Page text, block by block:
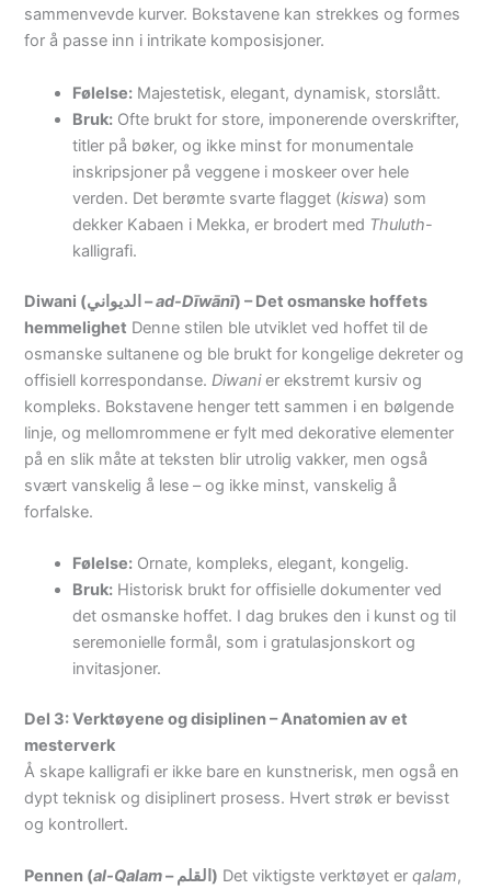
sammenvevde kurver. Bokstavene kan strekkes og formes
for å passe inn i intrikate komposisjoner.
Følelse: Majestetisk, elegant, dynamisk, storslått.
Bruk: Ofte brukt for store, imponerende overskrifter,
titler på bøker, og ikke minst for monumentale
inskripsjoner på veggene i moskeer over hele
verden. Det berømte svarte flagget (kiswa) som
dekker Kabaen i Mekka, er brodert med Thuluth-
kalligrafi.
Diwani (الديواني –ad-Dīwānī) – Det osmanske hoffets
hemmelighet Denne stilen ble utviklet ved hoffet til de
osmanske sultanene og ble brukt for kongelige dekreter og
offisiell korrespondanse. Diwanier ekstremt kursiv og
kompleks. Bokstavene henger tett sammen i en bølgende
linje, og mellomrommene er fylt med dekorative elementer
på en slik måte at teksten blir utrolig vakker, men også
svært vanskelig å lese – og ikke minst, vanskelig å
forfalske.
Følelse: Ornate, kompleks, elegant, kongelig.
Bruk: Historisk brukt for offisielle dokumenter ved
det osmanske hoffet. I dag brukes den i kunst og til
seremonielle formål, som i gratulasjonskort og
invitasjoner.
Del 3: Verktøyene og disiplinen – Anatomien av et
mesterverk
Å skape kalligrafi er ikke bare en kunstnerisk, men også en
dypt teknisk og disiplinert prosess. Hvert strøk er bevisst
og kontrollert.
Pennen (al-Qalam – القلم) Det viktigste verktøyet erqalam,